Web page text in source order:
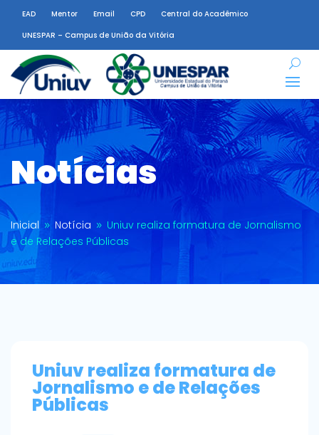
EAD Mentor Email CPD
Central do Acadêmico
UNESPAR – Campus de União da Vitória
Notícias
Inicial 9 Notícia 9 Uniuv realiza formatura de Jornalismo
e de Relações Públicas
Uniuv realiza formatura de
Jornalismo e de Relações
Públicas